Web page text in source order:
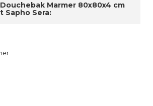
Marmer 80x80x4 cm
Sapho Sera: